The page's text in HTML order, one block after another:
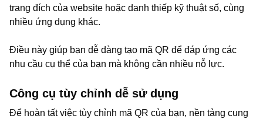
trang đích của website hoặc danh thiếp kỹ thuật số, cùng
nhiều ứng dụng khác.
Điều này giúp bạn dễ dàng tạo mã QR để đáp ứng các
nhu cầu cụ thể của bạn mà không cần nhiều nỗ lực.
Công cụ tùy chỉnh dễ sử dụng
Để hoàn tất việc tùy chỉnh mã QR của bạn, nền tảng cung